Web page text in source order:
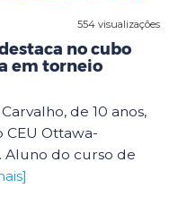
554 visualizações
no cubo
em torneio
de 10 anos,
CEU Ottawa-
Aluno do curso de